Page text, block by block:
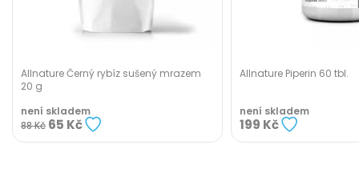
Allnature Černý rybíz sušený mrazem
20 g
není skladem
88 Kč 65 Kč
Allnature Piperin 60 tbl.
není skladem
199 Kč